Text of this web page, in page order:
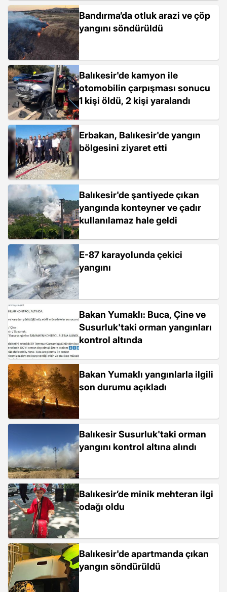
Bandırma’da otluk arazi ve çöp
yangını söndürüldü
Balıkesir'de kamyon ile
otomobilin çarpışması sonucu
1 kişi öldü, 2 kişi yaralandı
Erbakan, Balıkesir'de yangın
bölgesini ziyaret etti
Balıkesir'de şantiyede çıkan
yangında konteyner ve çadır
kullanılamaz hale geldi
E-87 karayolunda çekici
yangını
Bakan Yumaklı: Buca, Çine ve
Susurluk'taki orman yangınları
kontrol altında
Bakan Yumaklı yangınlarla ilgili
son durumu açıkladı
Balıkesir Susurluk'taki orman
yangını kontrol altına alındı
Balıkesir’de minik mehteran ilgi
odağı oldu
Balıkesir'de apartmanda çıkan
yangın söndürüldü